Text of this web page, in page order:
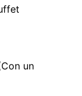
un